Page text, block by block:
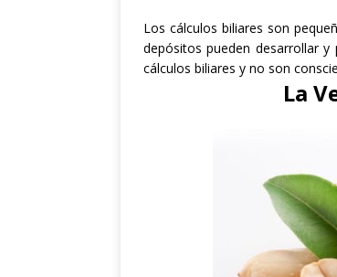
Los cálculos biliares son
depósitos pueden desarrollar y
cálculos biliares y no son
La